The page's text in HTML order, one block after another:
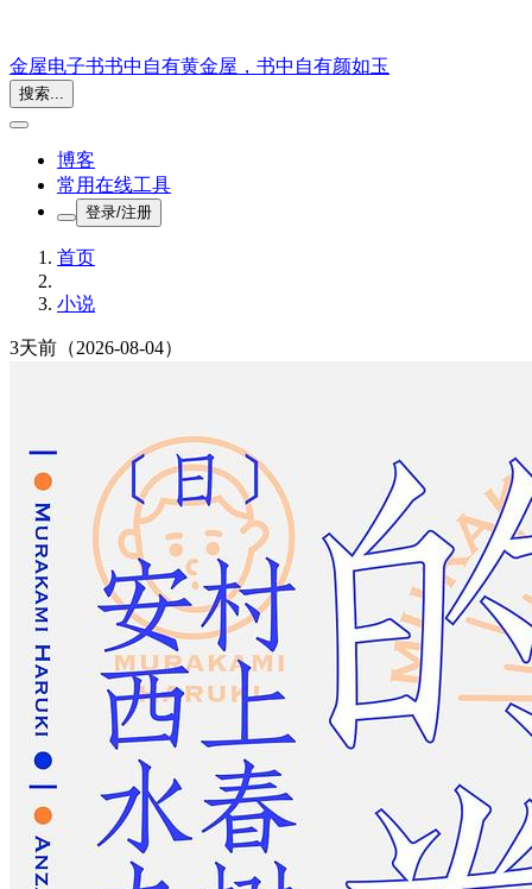
金屋电子书书中自有黄金屋，书中自有颜如玉
搜索...
博客
常用在线工具
登录/注册
首页
小说
3天前 （2026-08-04）